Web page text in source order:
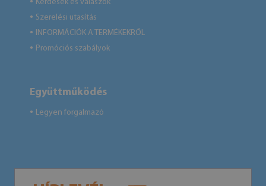
● Kérdések és válaszok
● Szerelési utasítás
● INFORMÁCIÓK A TERMÉKEKRŐL
● Promóciós szabályok
Együttműködés
● Legyen forgalmazó